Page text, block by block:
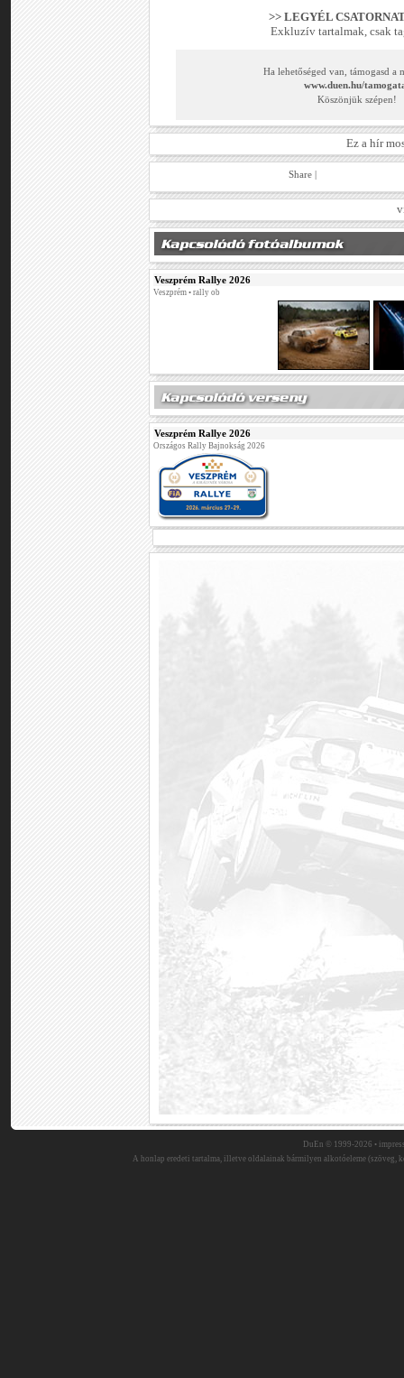
>> LEGYÉL
Exkluzív tartalmak, csak
Ha lehetőséged van, támogasd a
www.duen.hu/
Köszönjük szépen!
Ez a hír
Share |
Veszprém Rallye 2026
Veszprém • rally ob
Veszprém Rallye 2026
Országos Rally Bajnokság 2026
DuEn © 1999-2026 •
A honlap eredeti tartalma, illetve oldalainak bármilyen alkotóeleme (szöveg,